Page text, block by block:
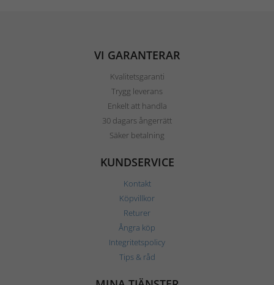
VI GARANTERAR
Kvalitetsgaranti
Trygg leverans
Enkelt att handla
30 dagars ångerrätt
Säker betalning
KUNDSERVICE
Kontakt
Köpvillkor
Returer
Ångra köp
Integritetspolicy
Tips & råd